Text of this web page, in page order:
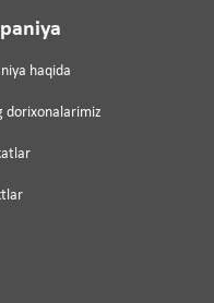
haqida
dorixonalarimiz